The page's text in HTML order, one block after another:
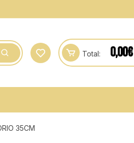
Total: 0,00€
35CM